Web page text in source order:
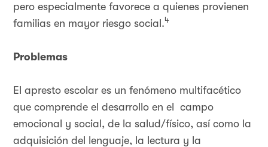
pero especialmente favorece a quienes provienen
familias en mayor riesgo social.4
Problemas
El apresto escolar es un fenómeno multifacético
que comprende el desarrollo en el campo
emocional y social, de la salud/físico, así como la
adquisición del lenguaje, la lectura y la